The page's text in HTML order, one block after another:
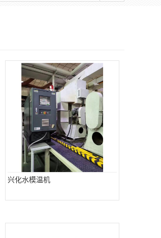
兴化水模温机